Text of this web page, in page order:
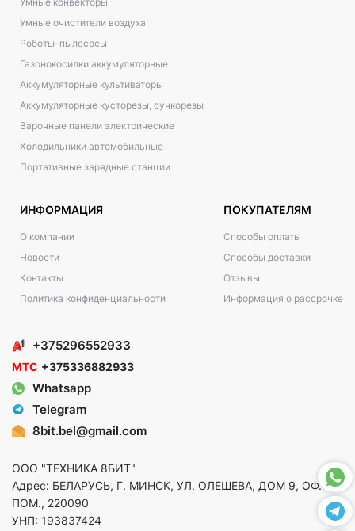
Умные очистители воздуха
Роботы-пылесосы
Газонокосилки аккумуляторные
Аккумуляторные культиваторы
Аккумуляторные кусторезы, сучкорезы
Варочные панели электрические
Холодильники автомобильные
Портативные зарядные станции
ИНФОРМАЦИЯ
О компании
Новости
Контакты
Политика конфиденциальности
ПОКУПАТЕЛЯМ
Способы оплаты
Способы доставки
Отзывы
Информация о рассрочке
+375296552933
МТС +375336882933
Whatsapp
Telegram
8bit.bel@gmail.com
ООО "ТЕХНИКА 8БИТ"
Адрес: БЕЛАРУСЬ, Г. МИНСК, УЛ. ОЛЕШЕВА, ДОМ 9, ОФ. 5,
ПОМ., 220090
УНП: 193837424